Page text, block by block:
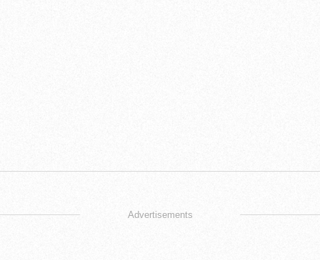
Advertisements